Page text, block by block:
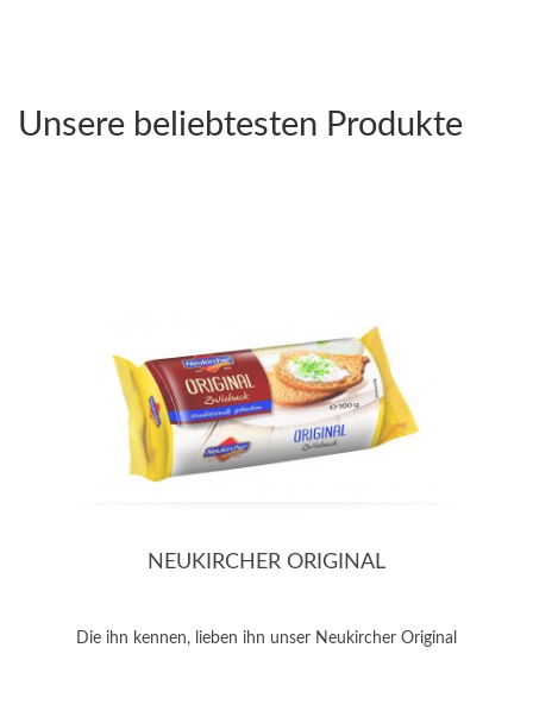
Unsere beliebtesten Produkte
NEUKIRCHER ORIGINAL
Die ihn kennen, lieben ihn unser Neukircher Original